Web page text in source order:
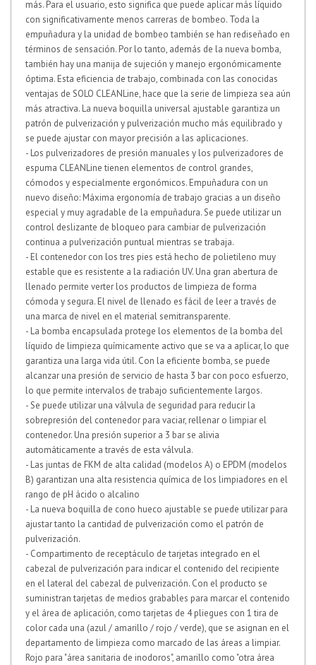
más. Para el usuario, esto significa que puede aplicar más líquido
con significativamente menos carreras de bombeo. Toda la
empuñadura y la unidad de bombeo también se han rediseñado en
términos de sensación. Por lo tanto, además de la nueva bomba,
también hay una manija de sujeción y manejo ergonómicamente
óptima. Esta eficiencia de trabajo, combinada con las conocidas
ventajas de SOLO CLEANLine, hace que la serie de limpieza sea aún
más atractiva. La nueva boquilla universal ajustable garantiza un
patrón de pulverización y pulverización mucho más equilibrado y
se puede ajustar con mayor precisión a las aplicaciones.
- Los pulverizadores de presión manuales y los pulverizadores de
espuma CLEANLine tienen elementos de control grandes,
cómodos y especialmente ergonómicos. Empuñadura con un
nuevo diseño: Máxima ergonomía de trabajo gracias a un diseño
especial y muy agradable de la empuñadura. Se puede utilizar un
control deslizante de bloqueo para cambiar de pulverización
continua a pulverización puntual mientras se trabaja.
- El contenedor con los tres pies está hecho de polietileno muy
estable que es resistente a la radiación UV. Una gran abertura de
llenado permite verter los productos de limpieza de forma
cómoda y segura. El nivel de llenado es fácil de leer a través de
una marca de nivel en el material semitransparente.
- La bomba encapsulada protege los elementos de la bomba del
líquido de limpieza químicamente activo que se va a aplicar, lo que
garantiza una larga vida útil. Con la eficiente bomba, se puede
alcanzar una presión de servicio de hasta 3 bar con poco esfuerzo,
lo que permite intervalos de trabajo suficientemente largos.
- Se puede utilizar una válvula de seguridad para reducir la
sobrepresión del contenedor para vaciar, rellenar o limpiar el
contenedor. Una presión superior a 3 bar se alivia
automáticamente a través de esta válvula.
- Las juntas de FKM de alta calidad (modelos A) o EPDM (modelos
B) garantizan una alta resistencia química de los limpiadores en el
rango de pH ácido o alcalino
- La nueva boquilla de cono hueco ajustable se puede utilizar para
ajustar tanto la cantidad de pulverización como el patrón de
pulverización.
- Compartimento de receptáculo de tarjetas integrado en el
cabezal de pulverización para indicar el contenido del recipiente
en el lateral del cabezal de pulverización. Con el producto se
suministran tarjetas de medios grabables para marcar el contenido
y el área de aplicación, como tarjetas de 4 pliegues con 1 tira de
color cada una (azul / amarillo / rojo / verde), que se asignan en el
departamento de limpieza como marcado de las áreas a limpiar.
Rojo para "área sanitaria de inodoros", amarillo como "otra área